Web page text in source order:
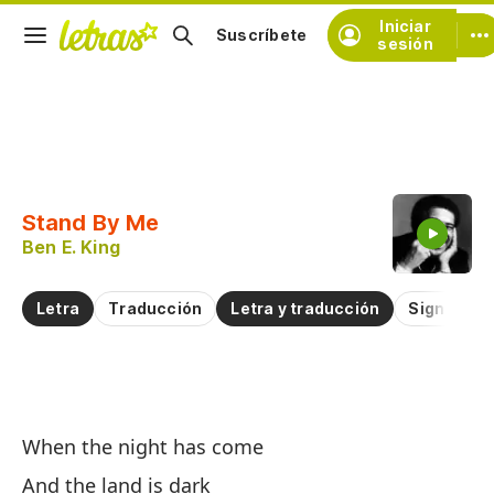
Iniciar
sesión
Suscríbete
Stand By Me
Ben E. King
Letra Traducción Letra y traducción
When the night has come
And the land is dark
Practicar la pronunciación de